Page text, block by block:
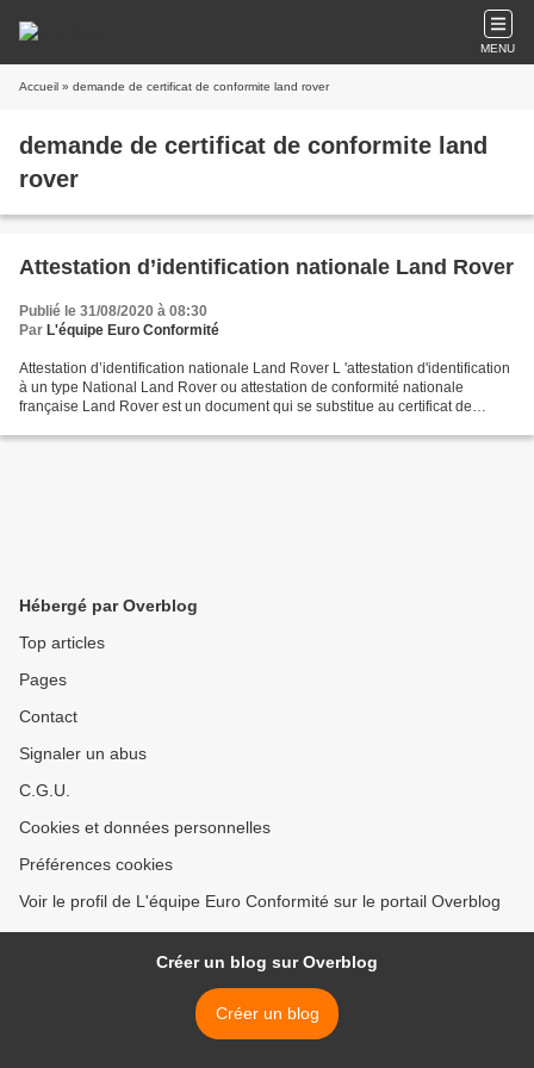
MENU
Accueil » demande de certificat de conformite land rover
demande de certificat de conformite land
rover
Attestation d’identification nationale Land Rover
Publié le 31/08/2020 à 08:30
Par L'équipe Euro Conformité
Attestation d’identification nationale Land Rover L 'attestation d'identification
à un type National Land Rover ou attestation de conformité nationale
française Land Rover est un document qui se substitue au certificat de
Hébergé par Overblog
Top articles
Pages
Contact
Signaler un abus
C.G.U.
Cookies et données personnelles
Préférences cookies
Voir le profil de L'équipe Euro Conformité sur le portail Overblog
Créer un blog sur Overblog
Créer un blog